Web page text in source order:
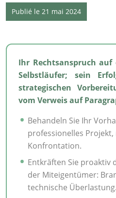
Publié le 21 mai 2024
Ihr Rechtsanspruch
Selbstläufer; sein
strategischen
vom Verweis auf
Behandeln Sie Ihr
professionelles Projekt,
Konfrontation.
Entkräften Sie proaktiv
der Miteigentümer:
technische Überlastung.